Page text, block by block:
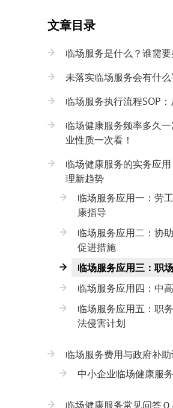
文章目录
临场服务是什么？谁需要
未落实临场服务会有什么
临场服务执行流程SOP
临场健康服务频率多久
业性质一次看！
临场健康服务的实务应
理新趋势
临场服务应用一：劳
康指导
临场服务应用二：协
促进措施
临场服务应用三：职
临场服务应用四：中
临场服务应用五：职
法侵害计划
临场服务费用与政府补
中小企业临场健康服
临场健康服务常见问答Ｑ